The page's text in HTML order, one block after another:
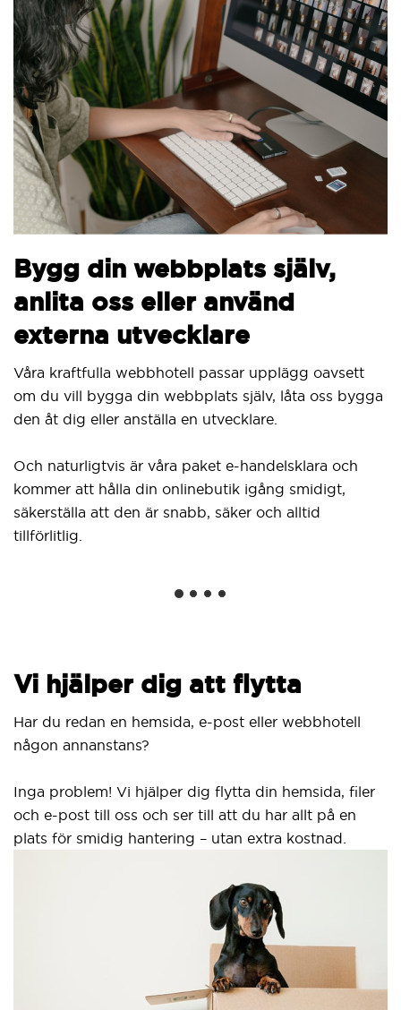
Bygg din webbplats själv,
anlita oss eller använd
externa utvecklare
Våra kraftfulla webbhotell passar upplägg oavsett
om du vill bygga din webbplats själv, låta oss bygga
den åt dig eller anställa en utvecklare.
Och naturligtvis är våra paket e-handelsklara och
kommer att hålla din onlinebutik igång smidigt,
säkerställa att den är snabb, säker och alltid
tillförlitlig.
Vi hjälper dig att flytta
Har du redan en hemsida, e-post eller webbhotell
någon annanstans?
Inga problem! Vi hjälper dig flytta din hemsida, filer
och e-post till oss och ser till att du har allt på en
plats för smidig hantering – utan extra kostnad.